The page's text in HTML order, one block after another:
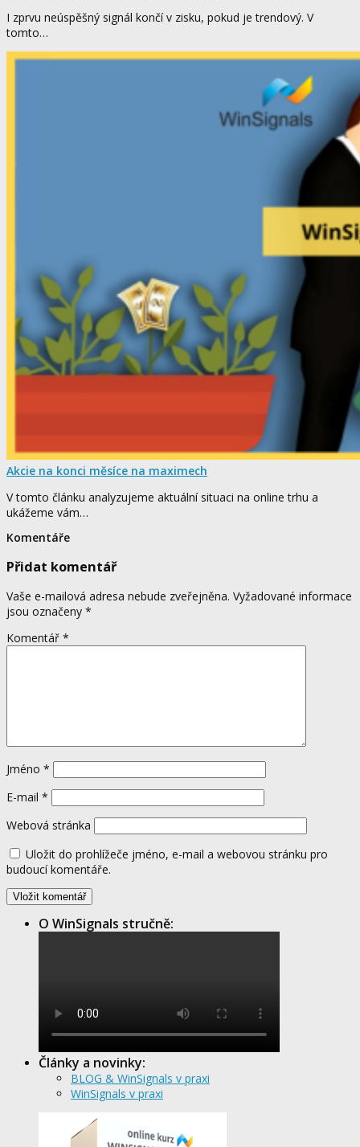
I zprvu neúspěšný signál končí v zisku, pokud je trendový. V
tomto…
Akcie na konci měsíce na maximech
V tomto článku analyzujeme aktuální situaci na online trhu a
ukážeme vám…
Komentáře
Přidat komentář
Vaše e-mailová adresa nebude zveřejněna. Vyžadované informace
jsou označeny *
Komentář *
Jméno *
E-mail *
Webová stránka
Uložit do prohlížeče jméno, e-mail a webovou stránku pro
budoucí komentáře.
O WinSignals stručně:
Články a novinky:
BLOG & WinSignals v praxi
WinSignals v praxi